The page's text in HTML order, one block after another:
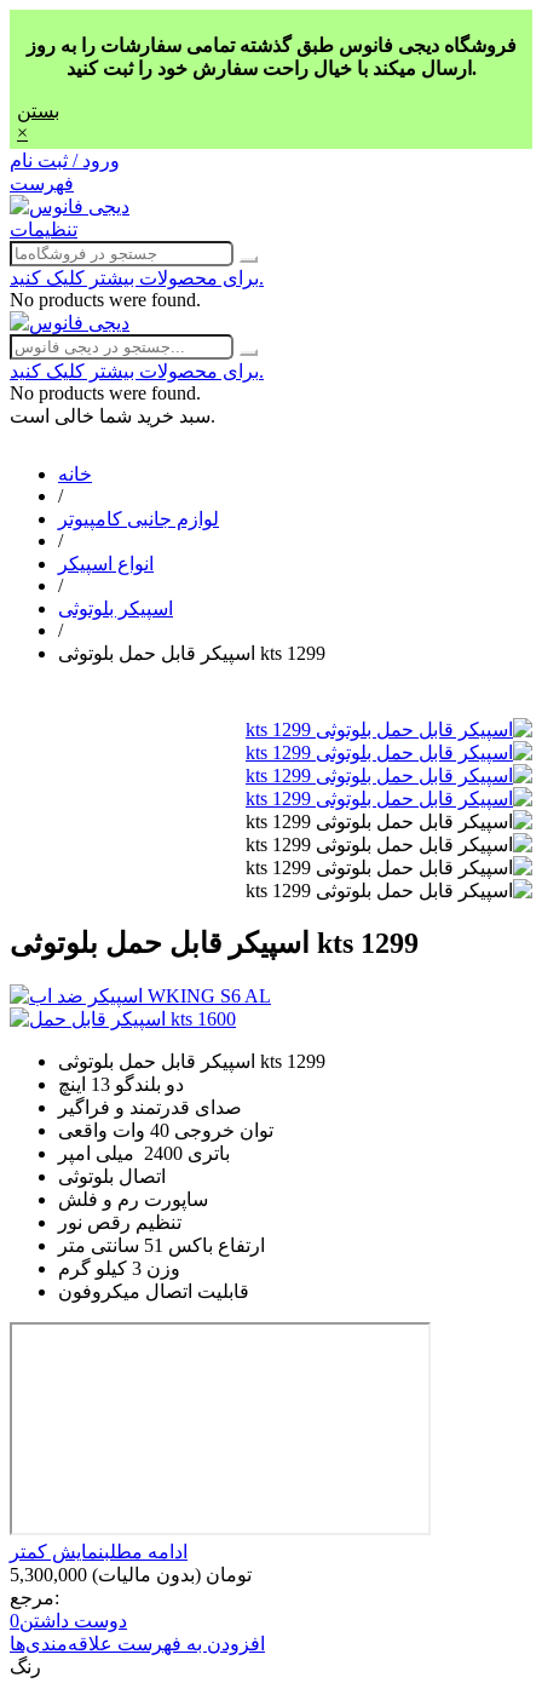
فروشگاه دیجی فانوس طبق گذشته تمامی سفارشات را به روز
ارسال میکند با خیال راحت سفارش خود را ثبت کنید.
بستن
×
ورود / ثبت نام
فهرست
تنظیمات
برای محصولات بیشتر کلیک کنید.
No products were found.
برای محصولات بیشتر کلیک کنید.
No products were found.
سبد خرید شما خالی است.
خانه
/
لوازم جانبی کامپیوتر
/
انواع اسپیکر
/
اسپیکر بلوتوثی
/
اسپیکر قابل حمل بلوتوثی kts 1299
اسپیکر قابل حمل بلوتوثی kts 1299
اسپیکر قابل حمل بلوتوثی kts 1299
دو بلندگو 13 اینچ
صدای قدرتمند و فراگیر
توان خروجی 40 وات واقعی
باتری 2400 میلی امپر
اتصال بلوتوثی
ساپورت رم و فلش
ارتفاع باکس 51 سانتی متر
وزن 3 کیلو گرم
قابلیت اتصال میکروفون
ادامه مطلبنمایش کمتر
5,300,000 تومان (بدون مالیات)
مرجع:
دوست داشتن0
افزودن به فهرست علاقه‌مندی‌ها
رنگ